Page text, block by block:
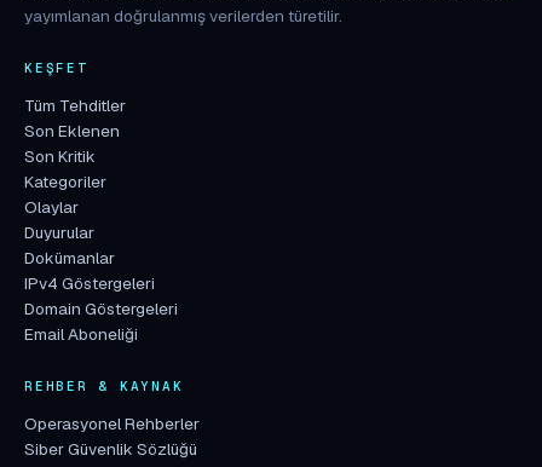
yayımlanan doğrulanmış verilerden türetilir.
KEŞFET
Tüm Tehditler
Son Eklenen
Son Kritik
Kategoriler
Olaylar
Duyurular
Dokümanlar
IPv4 Göstergeleri
Domain Göstergeleri
Email Aboneliği
REHBER & KAYNAK
Operasyonel Rehberler
Siber Güvenlik Sözlüğü